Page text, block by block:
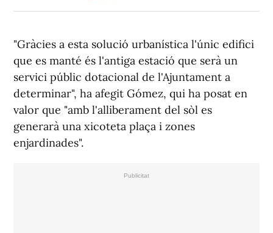
"Gràcies a esta solució urbanística l'únic edifici
que es manté és l'antiga estació que serà un
servici públic dotacional de l'Ajuntament a
determinar", ha afegit Gómez, qui ha posat en
valor que "amb l'alliberament del sòl es
generarà una xicoteta plaça i zones
enjardinades".